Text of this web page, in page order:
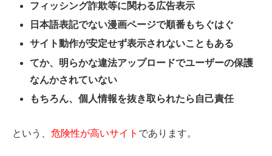
フィッシング詐欺等に関わる広告表示
日本語表記でない漫画ページで順番もちぐはぐ
サイト動作が安定せず表示されないこともある
てか、明らかな違法アップロードでユーザーの保護
なんかされていない
もちろん、個人情報を抜き取られたら自己責任
という、 危険性が高いサイト であります。